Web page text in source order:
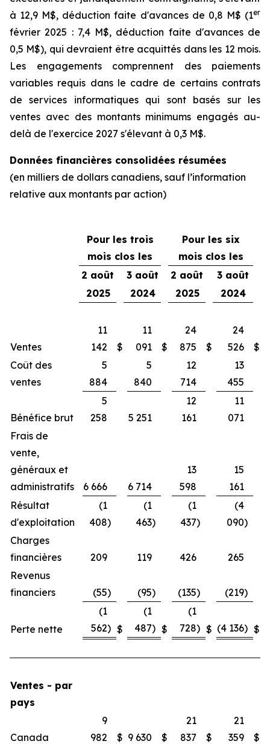
à 12,9 M$, déduction faite d'avances de 0,8 M$ (1er
février 2025 : 7,4 M$, déduction faite d'avances de
0,5 M$), qui devraient être acquittés dans les 12 mois.
Les engagements comprennent des paiements
variables requis dans le cadre de certains contrats
de services informatiques qui sont basés sur les
ventes avec des montants minimums engagés au-
delà de l'exercice 2027 s'élevant à 0,3 M$.
Données financières consolidées résumées
(en milliers de dollars canadiens, sauf l’information
relative aux montants par action)
Pour les trois
mois clos les
Pour les six
mois clos les
2 août
3 août 2 août
3 août
2025
2024 2025 2024
Ventes
11
142
$
11
091
$
24
875
$
24
526
$
Coût des
ventes
5
884
5
840
12
714
13
455
Bénéfice brut
5
258
5 251
12
161
11
071
Frais de
vente,
généraux et
administratifs
6 666 6 714
13
598
15
161
Résultat
d'exploitation
(1
408)
(1
463)
(1
437)
(4
090)
Charges
financières
209 119 426
265
Revenus
financiers
(55) (95) (135) (219)
Perte nette
(1
562) $
(1
487) $
(1
728) $ (4 136) $
Ventes - par
pays
Canada
9
982
$ 9 630 $
21
837
$
21
359
$